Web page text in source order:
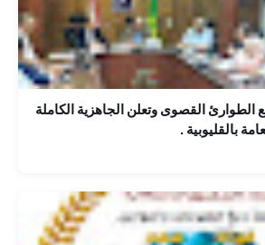
الطوارئ القصوى وتعلن الجاهزية الكاملة
بالقليوبية .